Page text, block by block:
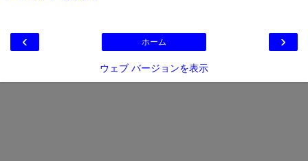
‹ ›
ホーム
ウェブ バージョンを表示